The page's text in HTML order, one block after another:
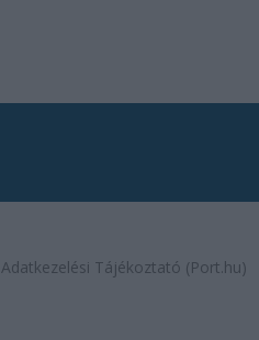
Adatkezelési Tájékoztató (Port.hu)